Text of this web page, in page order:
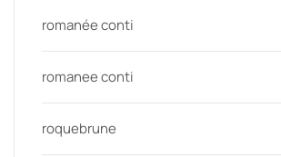
romanée conti
romanee conti
roquebrune